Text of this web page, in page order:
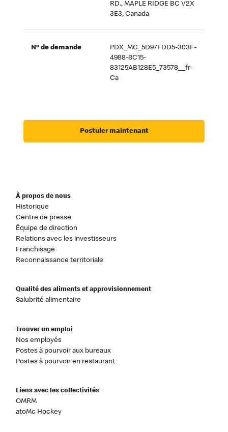
RD., MAPLE RIDGE BC V2X
3E3, Canada
Nº de demande
PDX_MC_5D97FDD5-303F-
4988-8C15-
83125AB128E5_73578__fr-
Ca
Postuler maintenant
À propos de nous
Historique
Centre de presse
Équipe de direction
Relations avec les investisseurs
Franchisage
Reconnaissance territoriale
Qualité des aliments et approvisionnement
Salubrité alimentaire
Trouver un emploi
Nos employés
Postes à pourvoir aux bureaux
Postes à pourvoir en restaurant
Liens avec les collectivités
OMRM
atoMc Hockey